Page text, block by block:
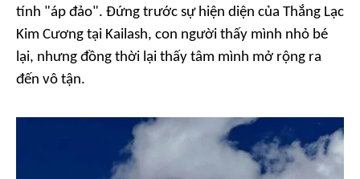
tính "áp đảo". Đứng trước sự hiện diện của Thắng Lạc
Kim Cương tại Kailash, con người thấy mình nhỏ bé
lại, nhưng đồng thời lại thấy tâm mình mở rộng ra
đến vô tận.